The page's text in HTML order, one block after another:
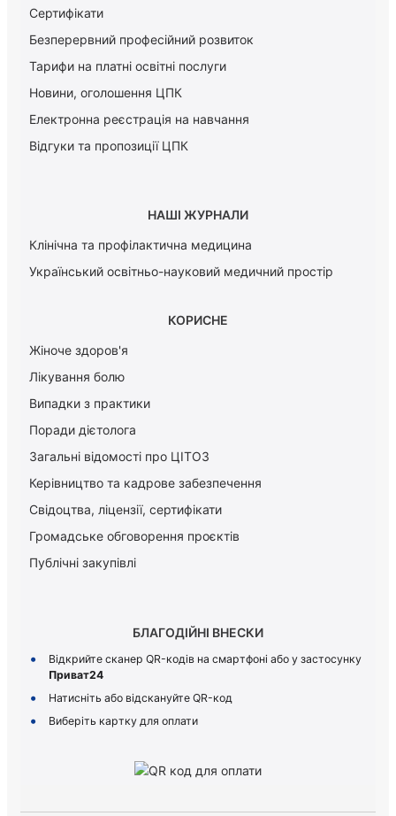
Сертифікати
Безперервний професійний розвиток
Тарифи на платні освітні послуги
Новини, оголошення ЦПК
Електронна реєстрація на навчання
Відгуки та пропозиції ЦПК
НАШІ ЖУРНАЛИ
Клінічна та профілактична медицина
Український освітньо-науковий медичний простір
КОРИСНЕ
Жіноче здоров'я
Лікування болю
Випадки з практики
Поради дієтолога
Загальні відомості про ЦІТОЗ
Керiвництво та кадрове забезпечення
Свідоцтва, ліцензії, сертифікати
Громадське обговорення проєктів
Публічні закупівлі
БЛАГОДІЙНІ ВНЕСКИ
Відкрийте сканер QR-кодів на смартфоні або у застосунку
Приват24
Натисніть або відскануйте QR-код
Виберіть картку для оплати